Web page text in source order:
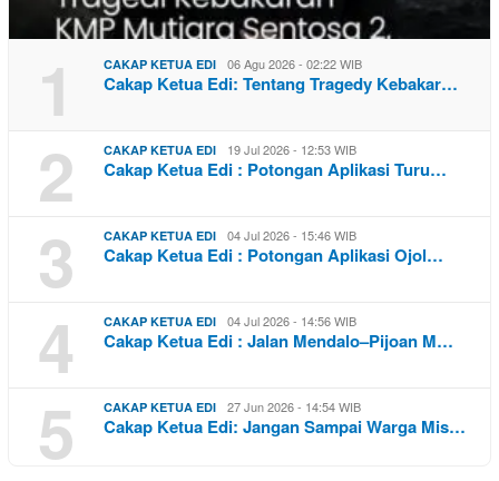
1 CAKAP KETUA EDI 06 Agu 2026 - 02:22 WIB
Cakap Ketua Edi: Tentang Tragedy Kebakar…
2 CAKAP KETUA EDI 19 Jul 2026 - 12:53 WIB
Cakap Ketua Edi : Potongan Aplikasi Turu…
3 CAKAP KETUA EDI 04 Jul 2026 - 15:46 WIB
Cakap Ketua Edi : Potongan Aplikasi Ojol…
4 CAKAP KETUA EDI 04 Jul 2026 - 14:56 WIB
Cakap Ketua Edi : Jalan Mendalo–Pijoan M…
5 CAKAP KETUA EDI 27 Jun 2026 - 14:54 WIB
Cakap Ketua Edi: Jangan Sampai Warga Mis…